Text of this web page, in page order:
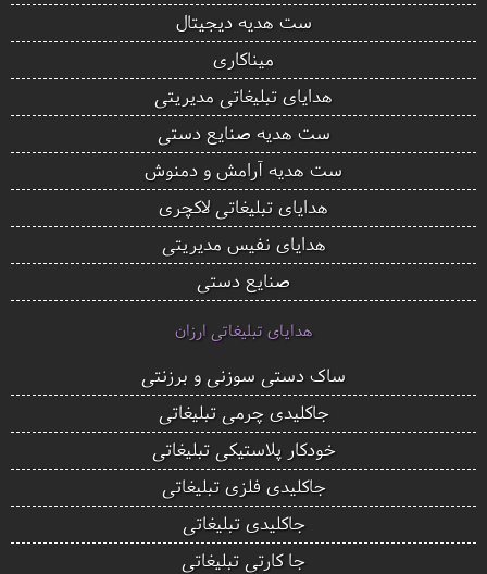
ست هدیه دیجیتال
میناکاری
هدایای تبلیغاتی مدیریتی
ست هدیه صنایع دستی
ست هدیه آرامش و دمنوش
هدایای تبلیغاتی لاکچری
هدایای نفیس مدیریتی
صنایع دستی
هدایای تبلیغاتی ارزان
ساک دستی سوزنی و برزنتی
جاکلیدی چرمی تبلیغاتی
خودکار پلاستیکی تبلیغاتی
جاکلیدی فلزی تبلیغاتی
جاکلیدی تبلیغاتی
جا کارتی تبلیغاتی